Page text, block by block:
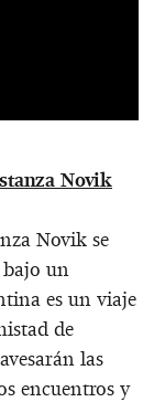
Novik
Novik se
bajo un
es un viaje
de
las
encuentros y